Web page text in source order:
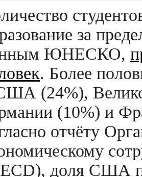
за
ЮНЕСКО,
. Более
(24%),
(10%) и
отчёту
доля США